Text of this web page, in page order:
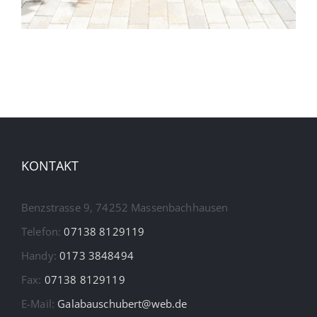
KONTAKT
Benzstrasse 9, 74252 Massenbachhausen
Telefon:07138 8129119
Handy:0173 3848494
Fax: 07138 8129119
E-Mail: Galabauschubert@web.de